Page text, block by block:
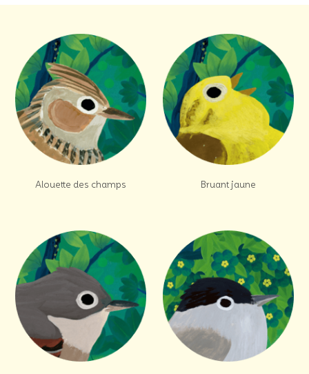
Alouette des champs Bruant jaune